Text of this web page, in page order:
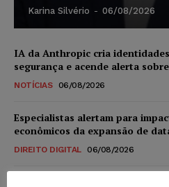
Karina Silvério - 06/08/2026
IA da Anthropic cria
segurança e acende alerta
NOTÍCIAS 06/08/2026
Especialistas alertam para
econômicos da expansão de
DIREITO DIGITAL 06/08/2026